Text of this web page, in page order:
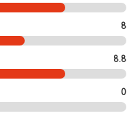
8
8.8
0